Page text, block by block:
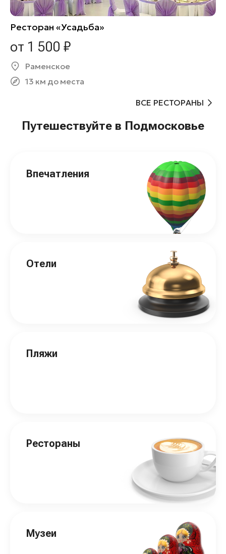
Ресторан «Усадьба»
от 1 500 ₽
Раменское
13 км до места
ВСЕ РЕСТОРАНЫ
Путешествуйте в Подмосковье
Впечатления
Отели
Пляжи
Рестораны
Музеи